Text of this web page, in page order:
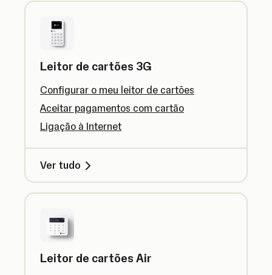
Leitor de cartões 3G
Configurar o meu leitor de cartões
Aceitar pagamentos com cartão
Ligação à Internet
Ver tudo
Leitor de cartões Air